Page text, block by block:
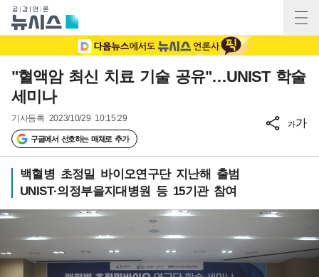
"혈액암 최신 치료 기술 공유"…UNIST 학술
세미나
기사등록 2023/10/29 10:15:29
구글에서 선호하는 매체로 추가
가가
백혈병 초정밀 바이오연구단 지난해 출범
UNIST·의정부을지대병원 등 15기관 참여